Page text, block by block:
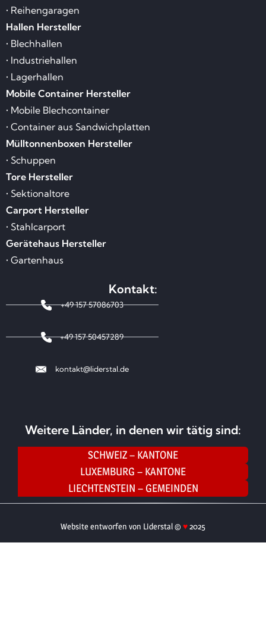
• Reihengaragen
Hallen Hersteller
• Blechhallen
• Industriehallen
• Lagerhallen
Mobile Container Hersteller
• Mobile Blechcontainer
• Container aus Sandwichplatten
Mülltonnenboxen Hersteller
• Schuppen
Tore Hersteller
• Sektionaltore
Carport Hersteller
• Stahlcarport
Gerätehaus Hersteller
• Gartenhaus
Kontakt:
+49 157 57086703
+49 157 50457289
kontakt@liderstal.de
Weitere Länder, in denen wir tätig sind:
SCHWEIZ – KANTONE
LUXEMBURG – KANTONE
LIECHTENSTEIN – GEMEINDEN
Website entworfen von Liderstal © ♥2025